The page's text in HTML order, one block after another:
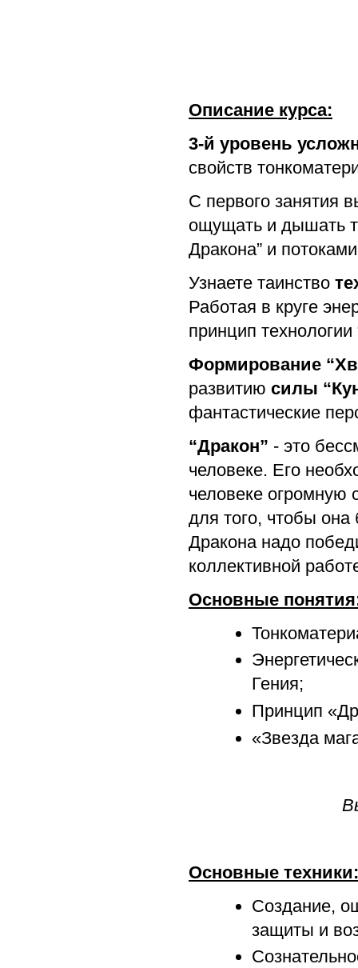
Описание курса:
3-й уровень
свойств
С первого занятия
ощущать и дышать
Дракона” и
Узнаете таинство
Работая в круге
принцип технологии
Формирование
развитию силы
фантастические
“Дракон” - это
человеке. Его
человеке огромную
для того, чтобы
Дракона надо
коллективной
Основные
Гения;
Принцип
«Звезда
Основные техники:
Создание,
защиты и